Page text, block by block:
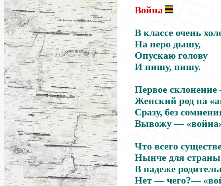
Война
В классе очень
На перо дышу,
Опускаю голову
И пишу, пишу.
Первое
Женский род на
Сразу, без
Вывожу —
Что всего
Нынче для
В падеже
Нет — чего?—